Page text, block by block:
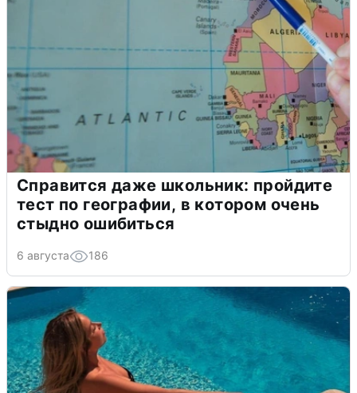
Справится даже школьник: пройдите
тест по географии, в котором очень
стыдно ошибиться
6 августа 186